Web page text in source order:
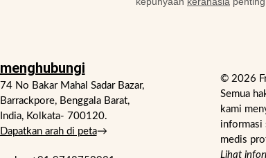
menghubungi
74 No Bakar Mahal Sadar Bazar,
Barrackpore, Benggala Barat,
India, Kolkata- 700120.
Dapatkan arah di peta→
© 2026
Semua
kami
informasi
medis
Lihat